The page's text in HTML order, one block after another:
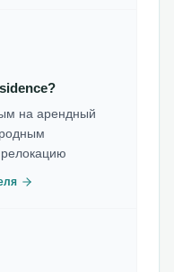
на арендный